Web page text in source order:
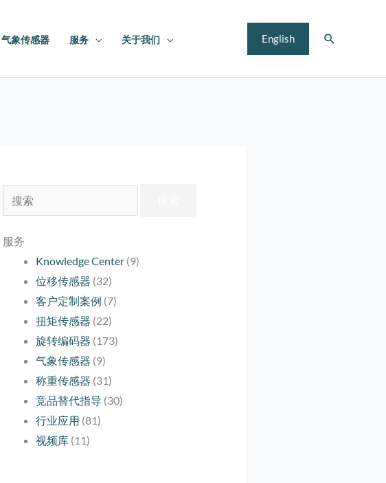
气象传感器 服务 关于我们 English
搜
搜
索：
服务
Knowledge Center (9)
位移传感器 (32)
客户定制案例 (7)
扭矩传感器 (22)
旋转编码器 (173)
气象传感器 (9)
称重传感器 (31)
竞品替代指导 (30)
行业应用 (81)
视频库 (11)